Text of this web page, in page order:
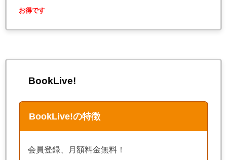
お得です
BookLive!
BookLive!の特徴
会員登録、月額料金無料！